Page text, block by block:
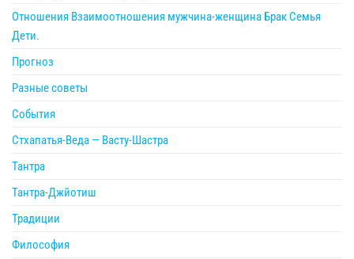
Отношения Взаимоотношения мужчина-женщина Брак Семья
Дети.
Прогноз
Разные советы
События
Стхапатья-Веда — Васту-Шастра
Тантра
Тантра-Джйотиш
Традиции
Философия